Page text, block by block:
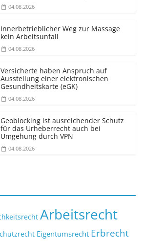
04.08.2026
Innerbetrieblicher Weg zur Massage
kein Arbeitsunfall
04.08.2026
Versicherte haben Anspruch auf
Ausstellung einer elektronischen
Gesundheitskarte (eGK)
04.08.2026
Geoblocking ist ausreichender Schutz
für das Urheberrecht auch bei
Umgehung durch VPN
04.08.2026
Arbeitsrecht
Eigentumsrecht Erbrecht